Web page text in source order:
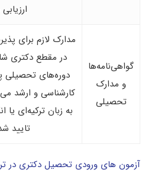
گواهی‌نامه‌ها
و مدارک
تحصیلی
مدارک لازم برای
در مقطع دکتری
دوره‌های تحصیلی
کارشناسی و ارشد
به زبان ترکیه‌ای
تایید
آزمون های ورودی تحصیل دکتری در